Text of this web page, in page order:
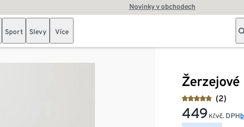
Novinky v obchodech
Sport Slevy Více
(2)
449 Kčvč. DPH